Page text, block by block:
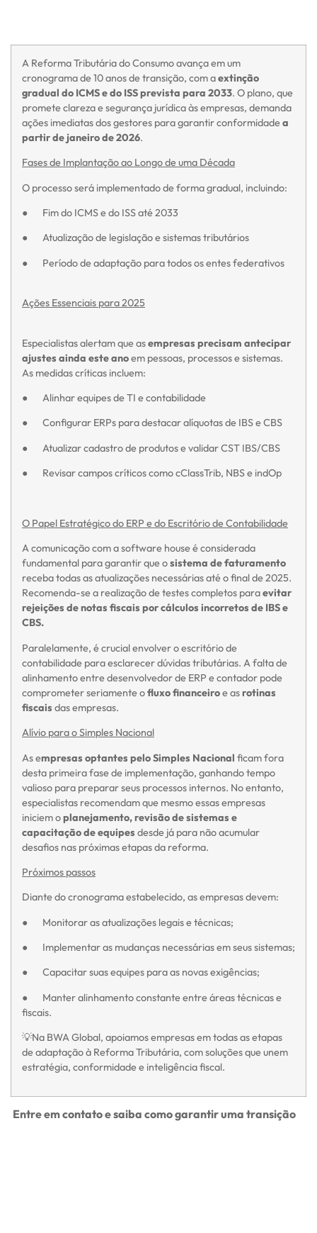
A Reforma Tributária do Consumo avança em um
cronograma de 10 anos de transição, com aextinção
gradual do ICMS e do ISS prevista para 2033. O plano, que
promete clareza e segurança jurídica às empresas, demanda
ações imediatas dos gestores para garantir conformidadea
partir de janeiro de 2026.
Fases de Implantação ao Longo de uma Década
O processo será implementado de forma gradual, incluindo:
● Fim do ICMS e do ISS até 2033
● Atualização de legislação e sistemas tributários
● Período de adaptação para todos os entes federativos
Ações Essenciais para 2025
Especialistas alertam que asempresas precisam antecipar
ajustes ainda este anoem pessoas, processos e sistemas.
As medidas críticas incluem:
● Alinhar equipes de TI e contabilidade
● Configurar ERPs para destacar alíquotas de IBS e CBS
● Atualizar cadastro de produtos e validar CST IBS/CBS
● Revisar campos críticos como cClassTrib, NBS e indOp
O Papel Estratégico do ERP e do Escritório de Contabilidade
A comunicação com a software house é considerada
fundamental para garantir que osistema de faturamento
receba todas as atualizações necessárias até o final de 2025.
Recomenda-se a realização de testes completos paraevitar
rejeições de notas fiscais por cálculos incorretos de IBS e
CBS.
Paralelamente, é crucial envolver o escritório de
contabilidade para esclarecer dúvidas tributárias. A falta de
alinhamento entre desenvolvedor de ERP e contador pode
comprometer seriamente ofluxo financeiroe asrotinas
fiscais das empresas.
Alívio para o Simples Nacional
As empresas optantes pelo Simples Nacional ficam fora
desta primeira fase de implementação, ganhando tempo
valioso para preparar seus processos internos. No entanto,
especialistas recomendam que mesmo essas empresas
iniciem oplanejamento, revisão de sistemas e
capacitação de equipes desde já para não acumular
desafios nas próximas etapas da reforma.
Próximos passos
Diante do cronograma estabelecido, as empresas devem:
● Monitorar as atualizações legais e técnicas;
● Implementar as mudanças necessárias em seus sistemas;
● Capacitar suas equipes para as novas exigências;
● Manter alinhamento constante entre áreas técnicas e
fiscais.
💡Na BWA Global, apoiamos empresas em todas as etapas
de adaptação à Reforma Tributária, com soluções que unem
estratégia, conformidade e inteligência fiscal.
Entre em contato e saiba como garantir uma transição